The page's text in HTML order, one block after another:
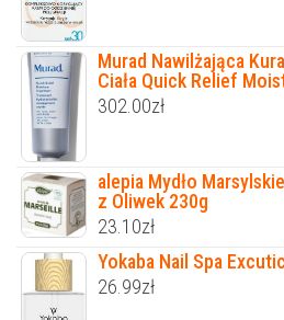
Murad Nawilżająca
Ciała Quick Relief
302.00zł
alepia Mydło
z Oliwek 230g
23.10zł
Yokaba Nail Spa
26.99zł